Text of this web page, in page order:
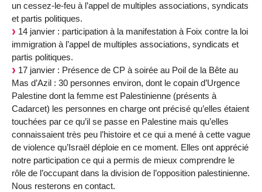
un cessez-le-feu à l’appel de multiples associations, syndicats
et partis politiques.
14 janvier : participation à la manifestation à Foix contre la loi
immigration à l’appel de multiples associations, syndicats et
partis politiques.
17 janvier : Présence de CP à soirée au Poil de la Bête au
Mas d’Azil : 30 personnes environ, dont le copain d’Urgence
Palestine dont la femme est Palestinienne (présents à
Cadarcet) les personnes en charge ont précisé qu’elles étaient
touchées par ce qu’il se passe en Palestine mais qu’elles
connaissaient très peu l’histoire et ce qui a mené à cette vague
de violence qu’Israël déploie en ce moment. Elles ont apprécié
notre participation ce qui a permis de mieux comprendre le
rôle de l’occupant dans la division de l’opposition palestinienne.
Nous resterons en contact.